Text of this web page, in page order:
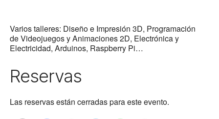
Varios talleres: Diseño e Impresión 3D, Programación
de Videojuegos y Animaciones 2D, Electrónica y
Electricidad, Arduinos, Raspberry Pi…
Reservas
Las reservas están cerradas para este evento.